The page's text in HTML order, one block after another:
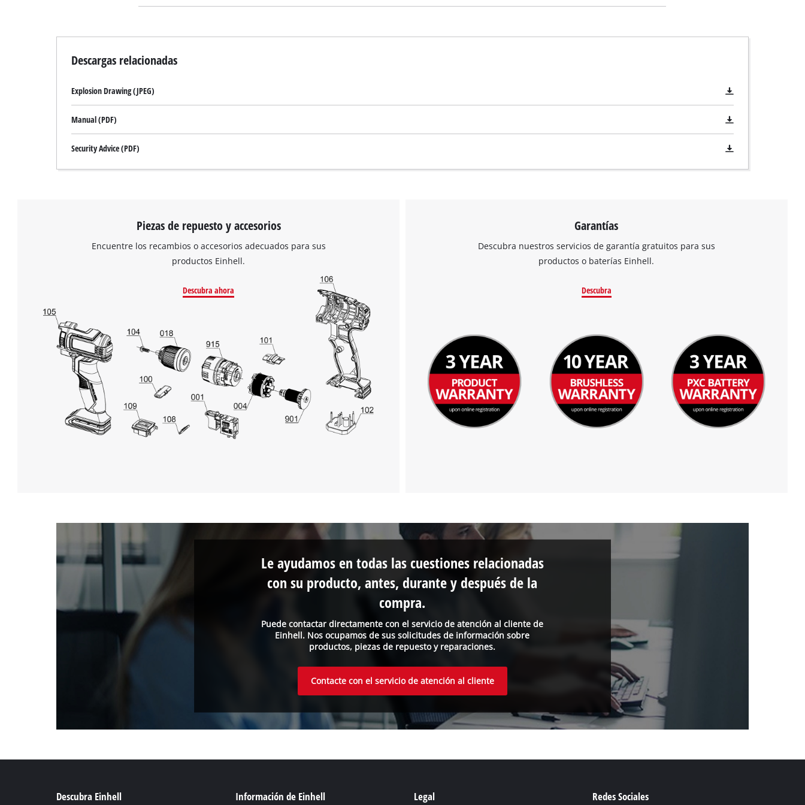
Descargas relacionadas
Explosion Drawing (JPEG)
Manual (PDF)
Security Advice (PDF)
Piezas de repuesto y accesorios
Encuentre los recambios o accesorios adecuados para sus
productos Einhell.
Descubra ahora
Garantías
Descubra nuestros servicios de garantía gratuitos para sus
productos o baterías Einhell.
Descubra
Puede contactar directamente con el servicio de atención al cliente de
Einhell. Nos ocupamos de sus solicitudes de información sobre
productos, piezas de repuesto y reparaciones.
Le ayudamos en todas las cuestiones relacionadas
con su producto, antes, durante y después de la
compra.
Contacte con el servicio de atención al cliente
Descubra Einhell Información de Einhell Legal Redes Sociales